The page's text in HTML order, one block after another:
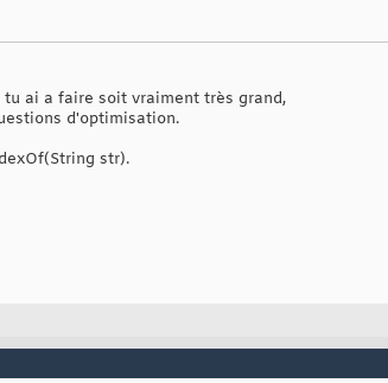
ai a faire soit vraiment très grand,
d'optimisation.
str).